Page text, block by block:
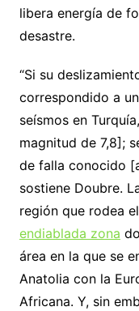
libera energía de
desastre.
“Si su
correspondido a
seísmos en
magnitud de 7,8];
de falla conocido
sostiene Doubre.
región que rodea
endiablada zona
área en la que se
Anatolia con la
Africana. Y, sin